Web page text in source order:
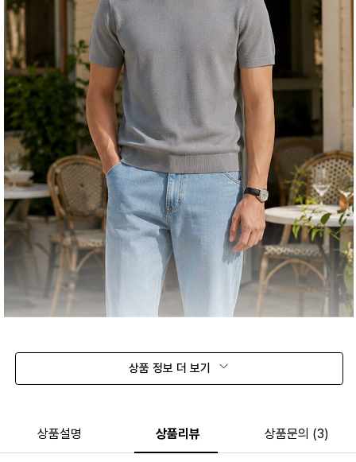
상품 정보 더 보기
상품설명 상품리뷰 상품문의 (3)